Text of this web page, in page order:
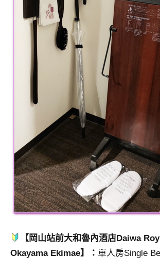
【岡山站前大和魯內酒店Daiwa
Okayama Ekimae】： 單人房Single